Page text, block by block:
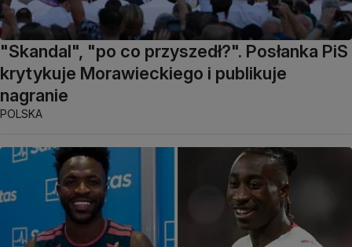
"Skandal", "po co przyszedł?". Posłanka PiS
krytykuje Morawieckiego i publikuje
nagranie
POLSKA